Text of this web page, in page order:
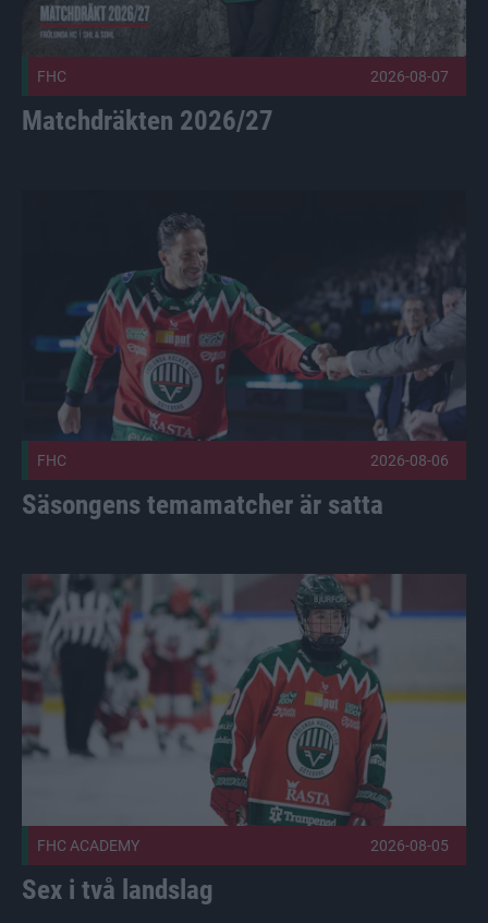
FHC 2026-08-07
Matchdräkten 2026/27
FHC 2026-08-06
Säsongens temamatcher är satta
Sex i två landslag Publicerad 2026-08-05
FHC ACADEMY 2026-08-05
Sex i två landslag